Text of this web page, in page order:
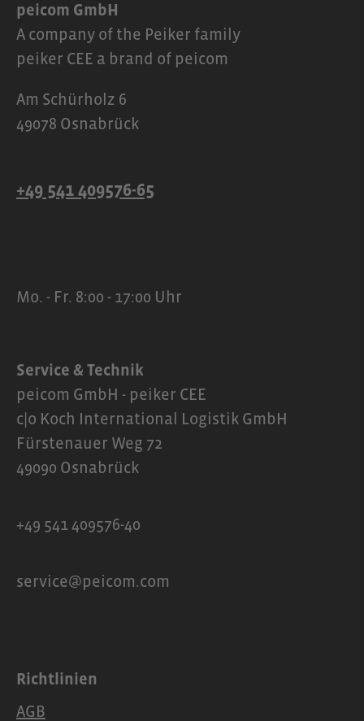
peicom GmbH
A company of the Peiker family
peiker CEE a brand of peicom
Am Schürholz 6
49078 Osnabrück
+49 541 409576-65
Mo. - Fr. 8:00 - 17:00 Uhr
Service & Technik
peicom GmbH - peiker CEE
c|o Koch International Logistik GmbH
Fürstenauer Weg 72
49090 Osnabrück
+49 541 409576-40
service@peicom.com
Richtlinien
AGB